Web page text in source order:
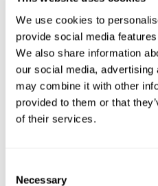
We use cookies to
provide social media
We also share information
our social media,
may combine it with other
provided to them or that
of their services.
Selection
Necessary
CogniFit의 컬러러쉬와 같은 게임
자극됩니다. 반복적으로 플레이
패턴은 신경 회로가 재조직되고
복하는 데 도움이 됩니다.
우리의 능력을 지속적으로 자극
회로를 재구성하며 인지 기능을
러쉬는 반응 시간 및 추정과 관련
첫째 주